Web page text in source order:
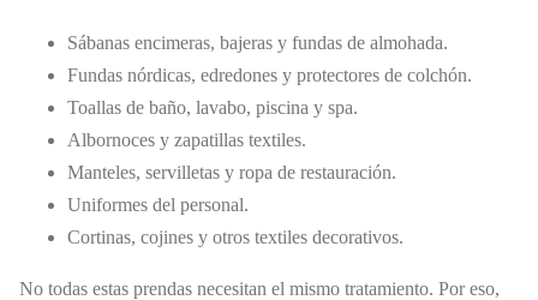
Sábanas encimeras, bajeras y fundas de almohada.
Fundas nórdicas, edredones y protectores de colchón.
Toallas de baño, lavabo, piscina y spa.
Albornoces y zapatillas textiles.
Manteles, servilletas y ropa de restauración.
Uniformes del personal.
Cortinas, cojines y otros textiles decorativos.
No todas estas prendas necesitan el mismo tratamiento. Por eso,